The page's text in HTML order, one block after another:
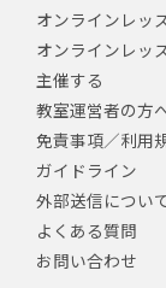
オンラインレッ
オンラインレッ
主催する
教室運営者の方
免責事項／利用
ガイドライン
外部送信につい
よくある質問
お問い合わせ